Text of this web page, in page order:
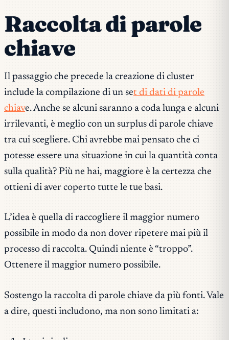
Raccolta di parole
chiave
Il passaggio che precede la creazione di cluster
include la compilazione di un set di dati di parole
chiave. Anche se alcuni saranno a coda lunga e alcuni
irrilevanti, è meglio con un surplus di parole chiave
tra cui scegliere. Chi avrebbe mai pensato che ci
potesse essere una situazione in cui la quantità conta
sulla qualità? Più ne hai, maggiore è la certezza che
ottieni di aver coperto tutte le tue basi.
L’idea è quella di raccogliere il maggior numero
possibile in modo da non dover ripetere mai più il
processo di raccolta. Quindi niente è “troppo”.
Ottenere il maggior numero possibile.
Sostengo la raccolta di parole chiave da più fonti. Vale
a dire, questi includono, ma non sono limitati a: